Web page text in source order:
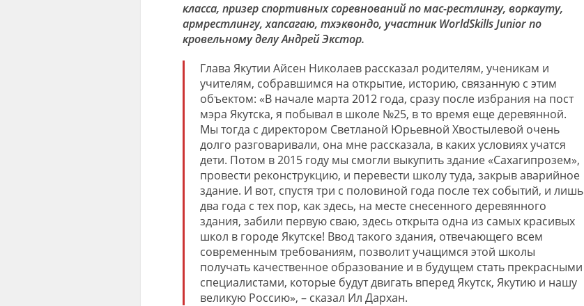
класса, призер спортивных соревнований по мас-рестлингу, воркауту,
армрестлингу, хапсагаю, тхэквондо, участник WorldSkills Junior по
кровельному делу Андрей Экстор.
Глава Якутии Айсен Николаев рассказал родителям, ученикам и
учителям, собравшимся на открытие, историю, связанную с этим
объектом: «В начале марта 2012 года, сразу после избрания на пост
мэра Якутска, я побывал в школе №25, в то время еще деревянной.
Мы тогда с директором Светланой Юрьевной Хвостылевой очень
долго разговаривали, она мне рассказала, в каких условиях учатся
дети. Потом в 2015 году мы смогли выкупить здание «Сахагипрозем»,
провести реконструкцию, и перевести школу туда, закрыв аварийное
здание. И вот, спустя три с половиной года после тех событий, и лишь
два года с тех пор, как здесь, на месте снесенного деревянного
здания, забили первую сваю, здесь открыта одна из самых красивых
школ в городе Якутске! Ввод такого здания, отвечающего всем
современным требованиям, позволит учащимся этой школы
получать качественное образование и в будущем стать прекрасными
специалистами, которые будут двигать вперед Якутск, Якутию и нашу
великую Россию», – сказал Ил Дархан.